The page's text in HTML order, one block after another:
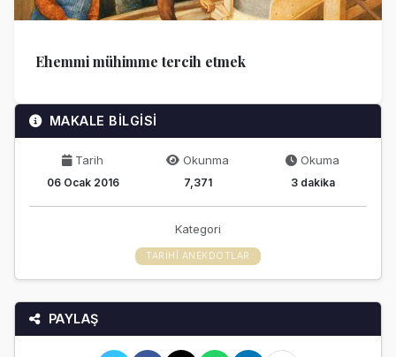
Ehemmi mühimme tercih etmek
MAKALE BİLGİSİ
Tarih
06 Ocak 2016
Okunma
7,371
Okuma
3 dakika
Kategori
TARIHÎ ANEKDOTLAR
PAYLAŞ